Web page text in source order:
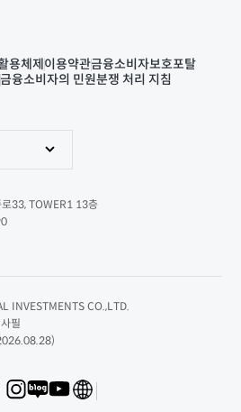
용체제 이용약관금융소비자보호포탈
금융소비자의 민원분쟁 처리 지침
33, TOWER1 13층
INVESTMENTS CO.,LTD.
필